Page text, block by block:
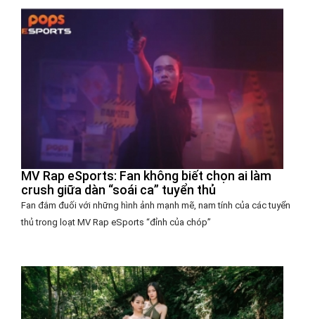
MV Rap eSports: Fan không biết chọn ai làm
crush giữa dàn “soái ca” tuyển thủ
Fan đắm đuối với những hình ảnh mạnh mẽ, nam tính của các tuyển
thủ trong loạt MV Rap eSports “đỉnh của chóp”